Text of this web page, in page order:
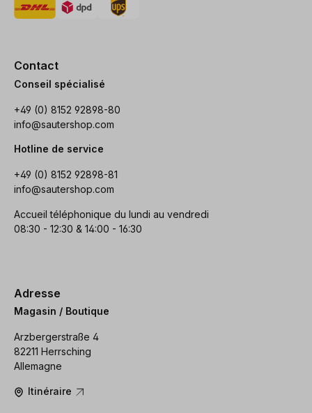
Contact
Conseil spécialisé
+49 (0) 8152 92898-80
info@sautershop.com
Hotline de service
+49 (0) 8152 92898-81
info@sautershop.com
Accueil téléphonique du lundi au vendredi
08:30 - 12:30 & 14:00 - 16:30
Adresse
Magasin / Boutique
Arzbergerstraße 4
82211 Herrsching
Allemagne
Itinéraire